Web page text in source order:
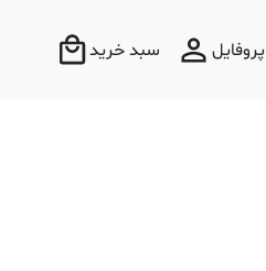
پروفایل سبد خرید